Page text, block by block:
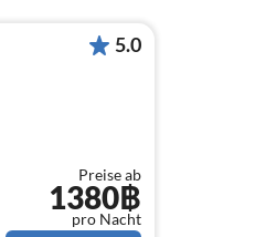
5.0
Preise ab
1380฿
pro Nacht